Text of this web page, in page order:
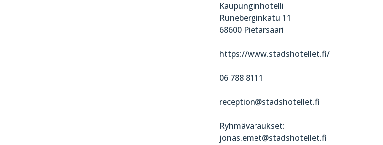
Kaupunginhotelli
Runeberginkatu 11
68600 Pietarsaari
https://www.stadshotellet.fi/
06 788 8111
reception@stadshotellet.fi
Ryhmävaraukset:
jonas.emet@stadshotellet.fi